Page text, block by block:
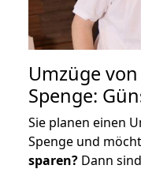
Umzüge
Spenge:
Sie planen einen
Spenge und
sparen? Dann